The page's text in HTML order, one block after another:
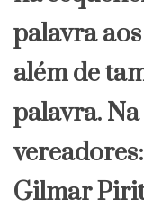
palavra
além de
palavra.
Gilmar